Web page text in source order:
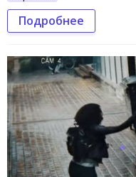
Подробнее